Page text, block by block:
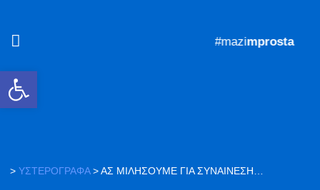
Ανοίξτε τη γραμμή εργαλείων
#mazimprosta
> ΥΣΤΕΡΟΓΡΑΦΑ>ΑΣ ΜΙΛΉΣΟΥΜΕ ΓΙΑ ΣΥΝΑΊΝΕΣΗ…